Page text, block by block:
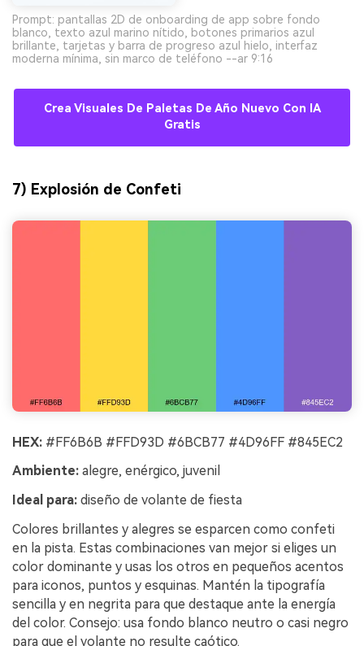
Prompt: pantallas 2D de onboarding de app sobre fondo
blanco, texto azul marino nítido, botones primarios azul
brillante, tarjetas y barra de progreso azul hielo, interfaz
moderna mínima, sin marco de teléfono --ar 9:16
Crea Visuales De Paletas De Año Nuevo Con IA
Gratis
7) Explosión de Confeti
HEX: #FF6B6B #FFD93D #6BCB77 #4D96FF #845EC2
Ambiente: alegre, enérgico, juvenil
Ideal para: diseño de volante de fiesta
Colores brillantes y alegres se esparcen como confeti
en la pista. Estas combinaciones van mejor si eliges un
color dominante y usas los otros en pequeños acentos
para iconos, puntos y esquinas. Mantén la tipografía
sencilla y en negrita para que destaque ante la energía
del color. Consejo: usa fondo blanco neutro o casi negro
para que el volante no resulte caótico.